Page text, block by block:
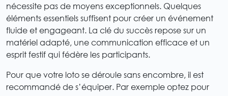
nécessite pas de moyens exceptionnels. Quelques
éléments essentiels suffisent pour créer un événement
fluide et engageant. La clé du succès repose sur un
matériel adapté, une communication efficace et un
esprit festif qui fédère les participants.
Pour que votre loto se déroule sans encombre, il est
recommandé de s’équiper. Par exemple optez pour